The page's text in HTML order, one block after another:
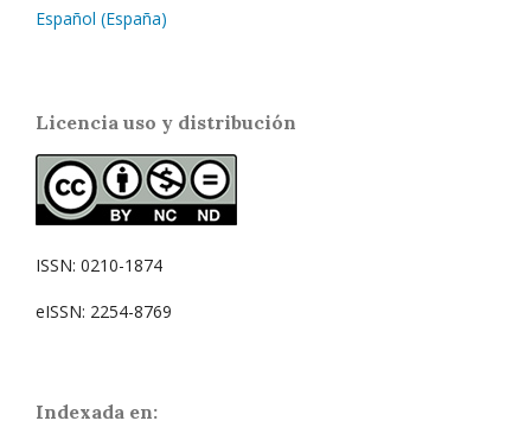
Español (España)
Licencia uso y distribución
ISSN: 0210-1874
eISSN: 2254-8769
Indexada en: